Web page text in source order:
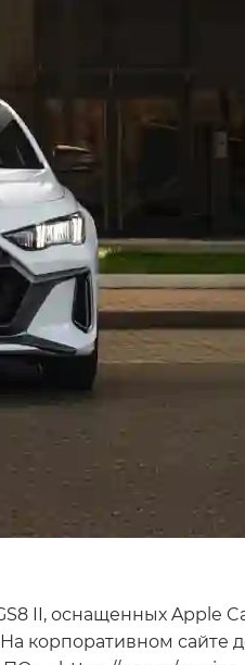
II, оснащенных Apple
корпоративном сайте